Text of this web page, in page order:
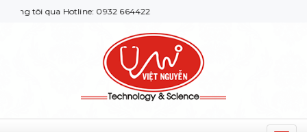
tôi qua Hotline: 0932 664422